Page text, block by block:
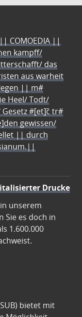
COMOEDIA ||
kampff/
das
aus warheit
|| m#
Heel/ Todt/
#[et]c̃ tr#
gewissen/
|| durch
Drucke
unserem
Sie es doch in
1.600.000
bietet mit